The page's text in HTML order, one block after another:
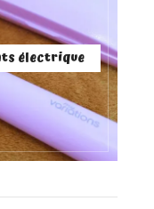
électrique